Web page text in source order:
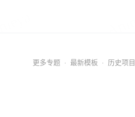
更多专题 · 最新模板 · 历史项目